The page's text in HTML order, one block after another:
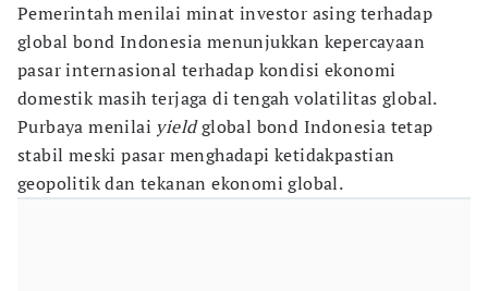
Pemerintah menilai minat investor asing terhadap
global bond Indonesia menunjukkan kepercayaan
pasar internasional terhadap kondisi ekonomi
domestik masih terjaga di tengah volatilitas global.
Purbaya menilai yieldglobal bond Indonesia tetap
stabil meski pasar menghadapi ketidakpastian
geopolitik dan tekanan ekonomi global.